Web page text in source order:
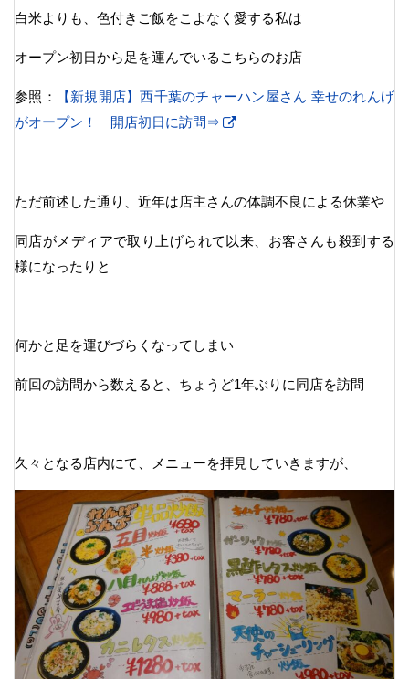
白米よりも、色付きご飯をこよなく愛する私は
オープン初日から足を運んでいるこちらのお店
参照：
【新規開店】西千葉のチャーハン屋さん 幸せのれんげ
がオープン！ 開店初日に訪問⇒
ただ前述した通り、近年は店主さんの体調不良による休業や
同店がメディアで取り上げられて以来、お客さんも殺到する
様になったりと
何かと足を運びづらくなってしまい
前回の訪問から数えると、ちょうど1年ぶりに同店を訪問
久々となる店内にて、メニューを拝見していきますが、